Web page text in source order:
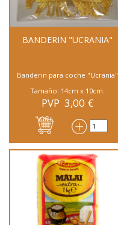
BANDERIN "UCRANIA"
Banderin para coche "Ucrania"
Tamaño: 14cm x 10cm.
PVP 3,00 €